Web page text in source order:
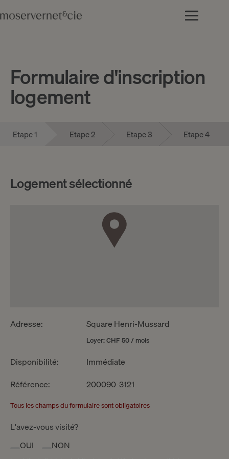
Formulaire d'inscription
logement
Etape 1 Etape 2 Etape 3 Etape 4
Logement sélectionné
Adresse: Square Henri-Mussard
Loyer: CHF 50 / mois
Disponibilité:
Immédiate
Référence:
200090-3121
Tous les champs du formulaire sont obligatoires
L'avez-vous visité?
OUI
NON